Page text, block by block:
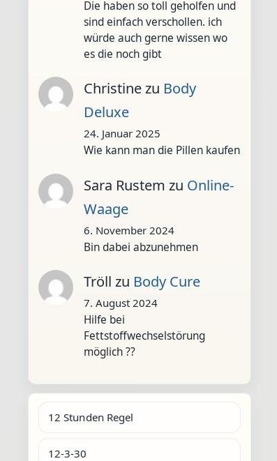
Die haben so toll geholfen und
sind einfach verschollen. ich
würde auch gerne wissen wo
es die noch gibt
Christinezu Body
Deluxe
24. Januar 2025
Wie kann man die Pillen kaufen
Sara Rustem zu Online-
Waage
6. November 2024
Bin dabei abzunehmen
Tröll zu Body Cure
7. August 2024
Hilfe bei
Fettstoffwechselstörung
möglich ??
12 Stunden Regel
12-3-30